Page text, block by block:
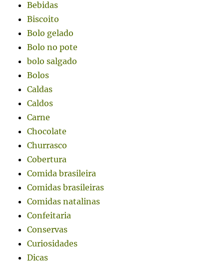
Bebidas
Biscoito
Bolo gelado
Bolo no pote
bolo salgado
Bolos
Caldas
Caldos
Carne
Chocolate
Churrasco
Cobertura
Comida brasileira
Comidas brasileiras
Comidas natalinas
Confeitaria
Conservas
Curiosidades
Dicas